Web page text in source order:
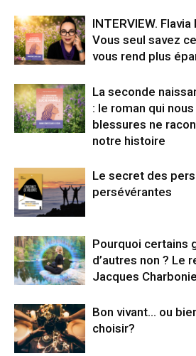
INTERVIEW.
Vous seul savez
vous rend plus
La seconde
: le roman qui
blessures ne
notre histoire
Le secret des
persévérantes
Pourquoi certains
d’autres non ? Le
Jacques
Bon vivant… ou
choisir?